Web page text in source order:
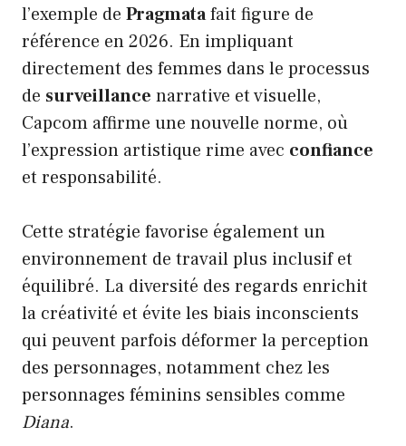
l’exemple de Pragmatafait figure de
référence en 2026. En impliquant
directement des femmes dans le processus
de surveillance narrative et visuelle,
Capcom affirme une nouvelle norme, où
l’expression artistique rime avec confiance
et responsabilité.
Cette stratégie favorise également un
environnement de travail plus inclusif et
équilibré. La diversité des regards enrichit
la créativité et évite les biais inconscients
qui peuvent parfois déformer la perception
des personnages, notamment chez les
personnages féminins sensibles comme
Diana.